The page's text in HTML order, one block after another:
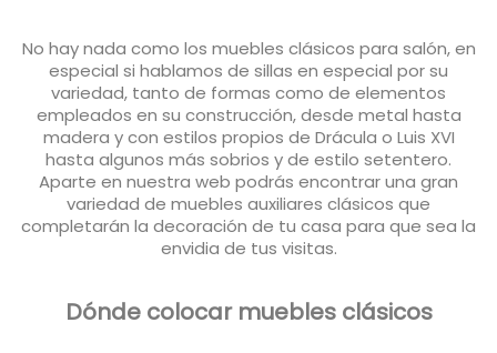
No hay nada como los muebles clásicos para salón, en
especial si hablamos de sillas en especial por su
variedad, tanto de formas como de elementos
empleados en su construcción, desde metal hasta
madera y con estilos propios de Drácula o Luis XVI
hasta algunos más sobrios y de estilo setentero.
Aparte en nuestra web podrás encontrar una gran
variedad de muebles auxiliares clásicos que
completarán la decoración de tu casa para que sea la
envidia de tus visitas.
Dónde colocar muebles clásicos